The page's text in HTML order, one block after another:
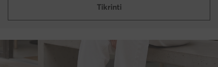
Tikrinti